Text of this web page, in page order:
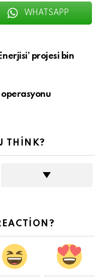
WHATSAPP
projesi bin
operasyonu
THINK?